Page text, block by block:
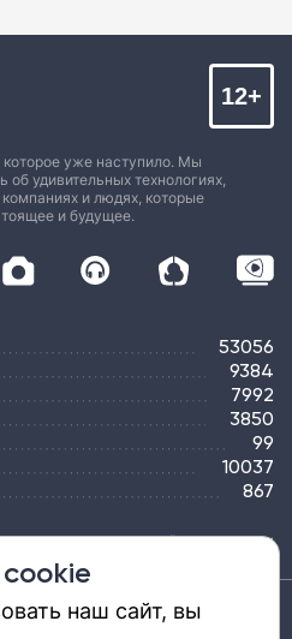
которое уже наступило. Мы
об удивительных технологиях,
и людях, которые
и будущее.
12+
53056
9384
7992
3850
99
10037
867
КАРТА САЙТА ТЭГИ
— Цифровой мир» (www.dgl.ru).
информации (СМИ) сетевого издания ЭЛ №
наш сайт, вы